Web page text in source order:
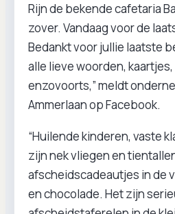
Rijn de bekende cafetaria
zover. Vandaag voor de
Bedankt voor jullie laatste
alle lieve woorden,
enzovoorts,” meldt
Ammerlaan op Facebook.
“Huilende kinderen, vaste
zijn nek vliegen en
afscheidscadeautjes in de
en chocolade. Het zijn